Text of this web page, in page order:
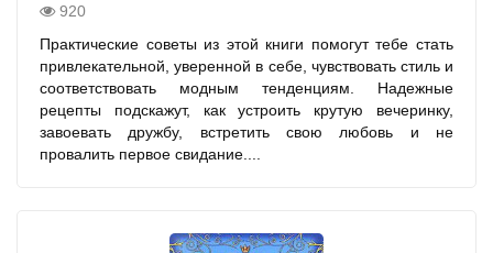
920
Практические советы из этой книги помогут тебе стать
привлекательной, уверенной в себе, чувствовать стиль и
соответствовать модным тенденциям. Надежные
рецепты подскажут, как устроить крутую вечеринку,
завоевать дружбу, встретить свою любовь и не
провалить первое свидание....